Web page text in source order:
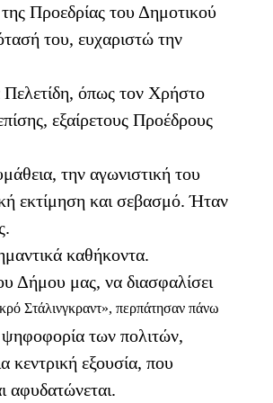
Στάλινγκραντ», περπάτησαν πάνω
Προεδρίας του Δημοτικού
του, ευχαριστώ την
Πελετίδη, όπως τον Χρήστο
εξαίρετους Προέδρους
την αγωνιστική του
εκτίμηση και σεβασμό. Ήταν
καθήκοντα.
Δήμου μας, να διασφαλίσει
ψηφοφορία των πολιτών,
κεντρική εξουσία, που
αφυδατώνεται.